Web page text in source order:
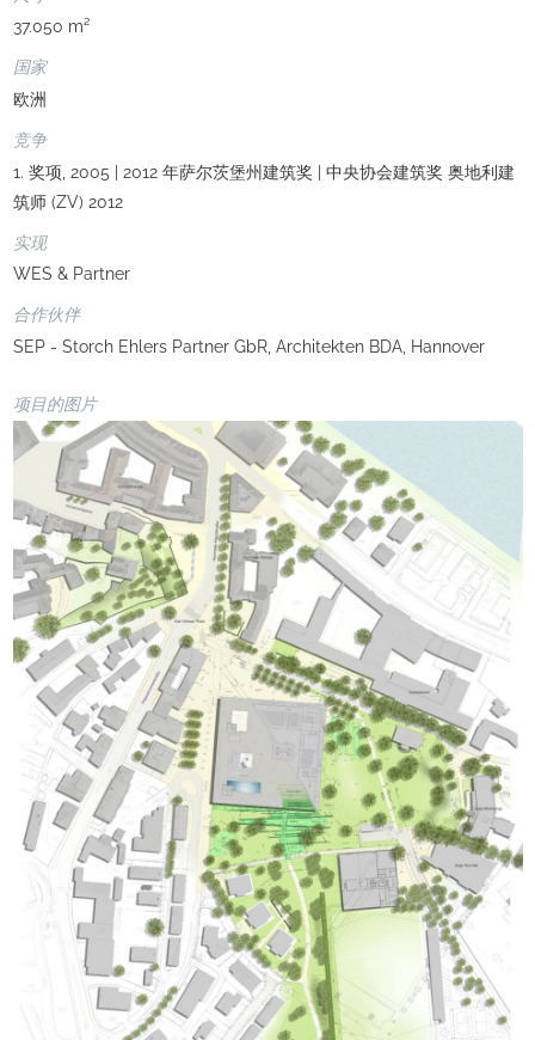
37.050 m²
国家
欧洲
竞争
1. 奖项, 2005 | 2012 年萨尔茨堡州建筑奖 | 中央协会建筑奖 奥地利建
筑师 (ZV) 2012
实现
WES & Partner
合作伙伴
SEP - Storch Ehlers Partner GbR, Architekten BDA, Hannover
项目的图片